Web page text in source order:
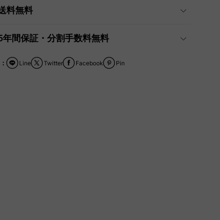
料無料
年間保証・分割手数料無料
Facebook
Twitter Pin
Line